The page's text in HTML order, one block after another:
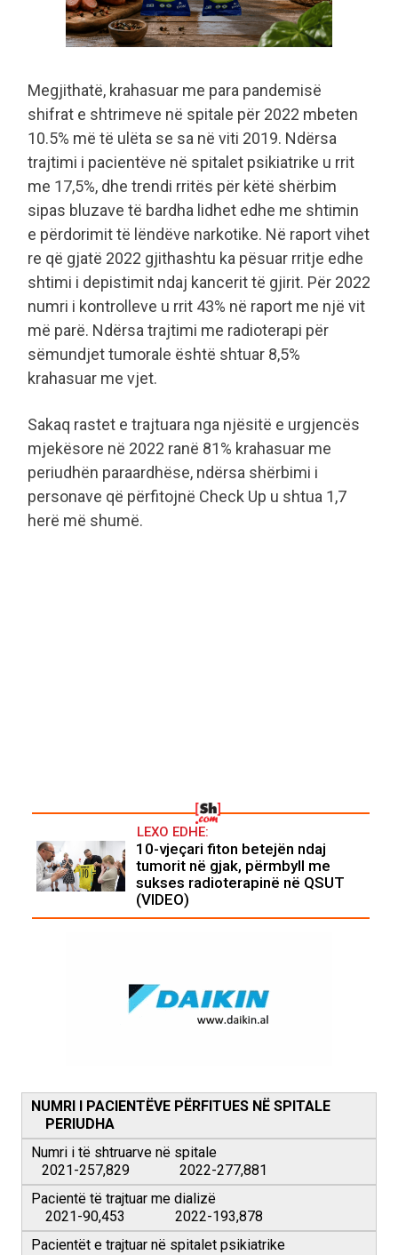
Megjithatë, krahasuar me para pandemisë
shifrat e shtrimeve në spitale për 2022 mbeten
10.5% më të ulëta se sa në viti 2019. Ndërsa
trajtimi i pacientëve në spitalet psikiatrike u rrit
me 17,5%, dhe trendi rritës për këtë shërbim
sipas bluzave të bardha lidhet edhe me shtimin
e përdorimit të lëndëve narkotike. Në raport vihet
re që gjatë 2022 gjithashtu ka pësuar rritje edhe
shtimi i depistimit ndaj kancerit të gjirit. Për 2022
numri i kontrolleve u rrit 43% në raport me një vit
më parë. Ndërsa trajtimi me radioterapi për
sëmundjet tumorale është shtuar 8,5%
krahasuar me vjet.
Sakaq rastet e trajtuara nga njësitë e urgjencës
mjekësore në 2022 ranë 81% krahasuar me
periudhën paraardhëse, ndërsa shërbimi i
personave që përfitojnë Check Up u shtua 1,7
herë më shumë.
LEXO EDHE:
10-vjeçari fiton betejën ndaj
tumorit në gjak, përmbyll me
sukses radioterapinë në QSUT
(VIDEO)
NUMRI I PACIENTËVE PËRFITUES NË SPITALE
PERIUDHA
Numri i të shtruarve në spitale
2021-257,829 2022-277,881
Pacientë të trajtuar me dializë
2021-90,453 2022-193,878
Pacientët e trajtuar në spitalet psikiatrike